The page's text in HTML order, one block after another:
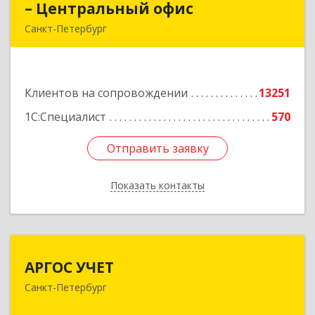
– Центральный офис
Санкт-Петербург
Клиентов на сопровождении
13251
1С:Специалист
570
Отправить заявку
Показать контакты
– Центральный офис
Отправить заявку
Назад
АРГОС УЧЕТ
Санкт-Петербург
196191, Санкт-Петербург г, Конституции пл,